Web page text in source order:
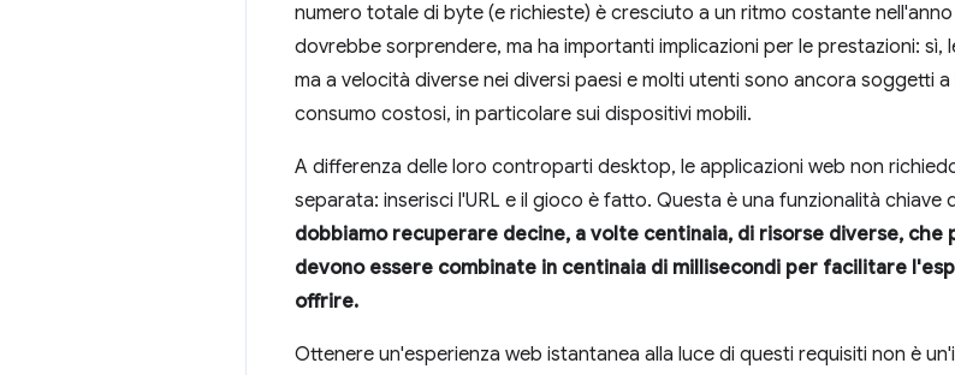
numero totale di byte (e richieste) è cresciuto a un ritmo costante
dovrebbe sorprendere, ma ha importanti implicazioni per le prestazioni:
ma a velocità diverse nei diversi paesi e molti utenti sono ancora soggetti
consumo costosi, in particolare sui dispositivi mobili.
A differenza delle loro controparti desktop, le applicazioni web non
separata: inserisci l'URL e il gioco è fatto. Questa è una funzionalità chiave
dobbiamo recuperare decine, a volte centinaia, di risorse diverse, che
devono essere combinate in centinaia di millisecondi per facilitare
offrire.
Ottenere un'esperienza web istantanea alla luce di questi requisiti non è